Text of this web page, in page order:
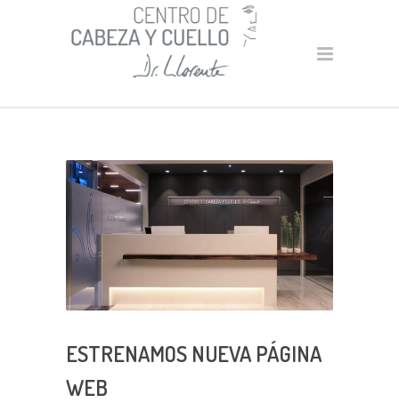
ESTRENAMOS NUEVA PÁGINA
WEB